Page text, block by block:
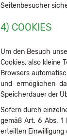
Seitenbesucher
4) COOKIES
Um den Besuch
Cookies, also kleine
Browsers
und ermöglichen
Speicherdauer der
Sofern durch
gemäß Art. 6 Abs. 1
erteilten